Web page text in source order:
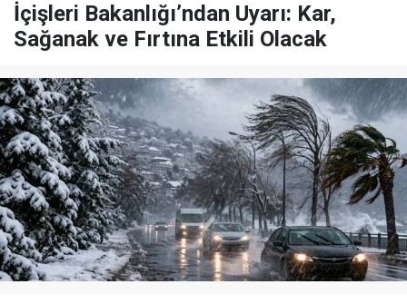
İçişleri Bakanlığı’ndan Uyarı: Kar,
Sağanak ve Fırtına Etkili Olacak